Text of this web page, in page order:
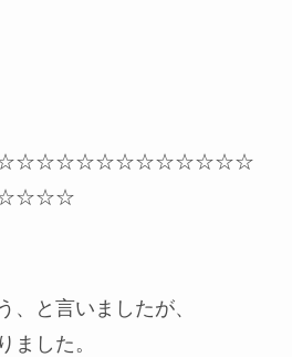
、と言いましたが、
ました。